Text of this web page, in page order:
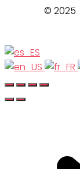
© 2025